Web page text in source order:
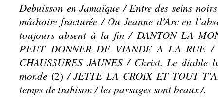
Debuisson en Jamaïque / Entre des seins
mâchoire fracturée / Ou Jeanne d’Arc en
toujours absent à la fin / DANTON LA
PEUT DONNER DE VIANDE A LA RUE /
CHAUSSURES JAUNES / Christ. Le diable
monde (2) / JETTELA CROIX ET TOUT
temps de trahison / les paysages sont beaux /.